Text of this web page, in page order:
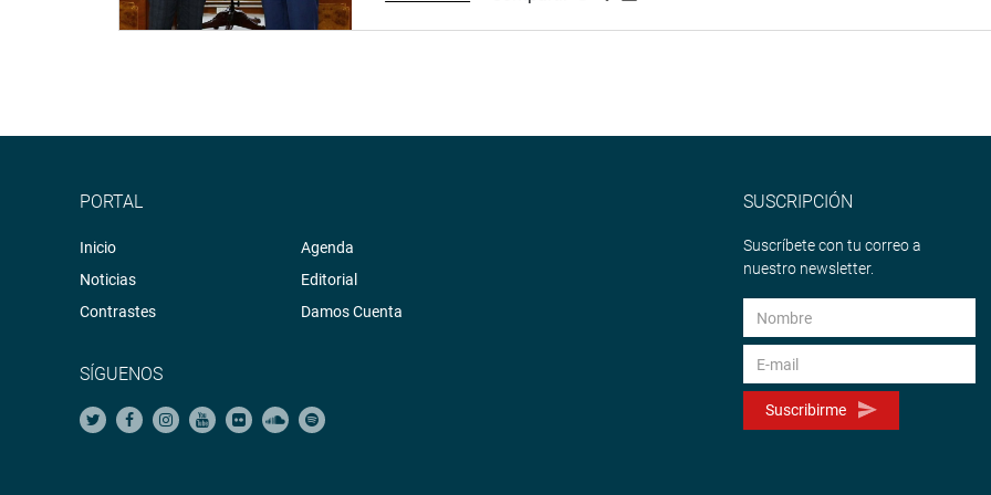
PORTAL
Inicio
Noticias
Contrastes
Agenda
Editorial
Damos Cuenta
SÍGUENOS
SUSCRIPCIÓN
Suscríbete con tu correo a
nuestro newsletter.
Suscribirme